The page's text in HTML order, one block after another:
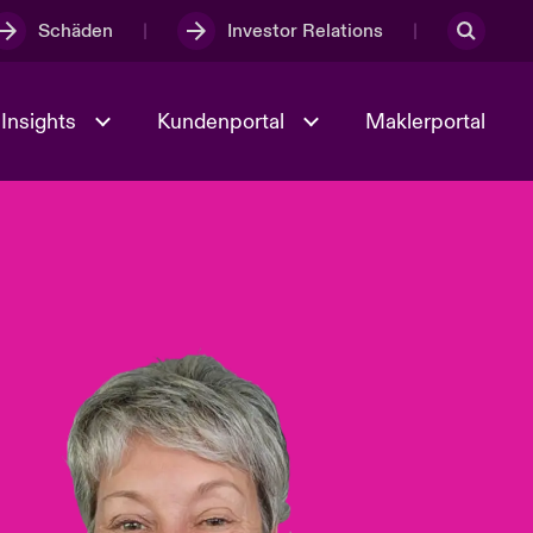
Schäden Investor Relations
Full Spectrum Cyber
Kundenportal Maklerportal